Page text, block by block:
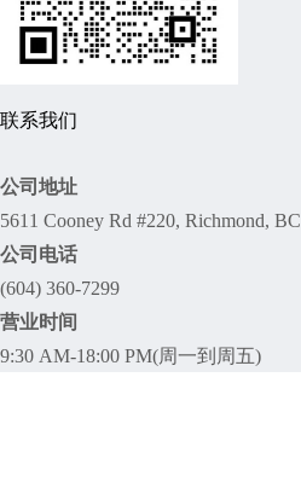
联系我们
公司地址
5611 Cooney Rd #220, Richmond, BC
公司电话
(604) 360-7299
营业时间
9:30 AM-18:00 PM(周一到周五)